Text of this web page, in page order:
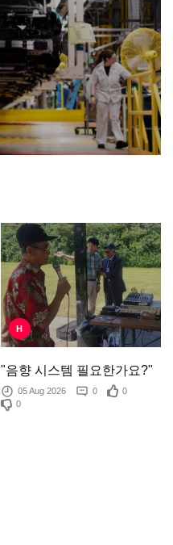
H
"음향 시스템 필요한가요?"
05 Aug 2026 0
0
0